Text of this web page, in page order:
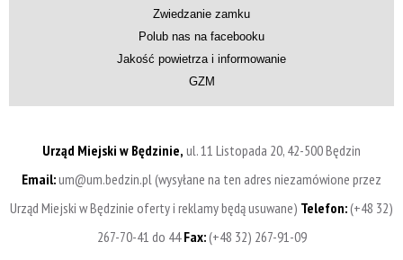
Zwiedzanie zamku
Polub nas na facebooku
Jakość powietrza i informowanie
GZM
Urząd Miejski w Będzinie, ul. 11 Listopada 20, 42-500 Będzin
Email:um@um.bedzin.pl (wysyłane na ten adres niezamówione przez
Urząd Miejski w Będzinie oferty i reklamy będą usuwane) Telefon:(+48 32)
267-70-41 do 44Fax:(+48 32) 267-91-09